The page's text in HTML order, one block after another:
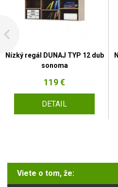
Nízký regál DUNAJ TYP 12 dub
sonoma
119 €
DETAIL
Viete o tom, že: